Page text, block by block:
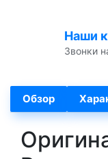
Наши
Звонки
Обзор